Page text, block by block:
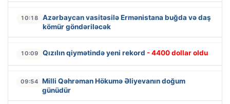
10:18
Azərbaycan vasitəsilə Ermənistana buğda və daş
kömür göndəriləcək
10:09 Qızılın qiymətində yeni rekord - 4400 dollar oldu
09:54 Milli Qəhrəman Hökumə Əliyevanın doğum
günüdür